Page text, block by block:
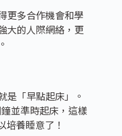
更多合作機會和學
大的人際網絡，更
是「早點起床」。
並準時起床，這樣
培養睡意了！